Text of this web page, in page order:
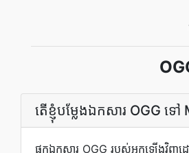
តើ​ខ្ញុំ​បម្លែង​ឯកសារ OGG
ផ្ទុក​ឯកសារ OGG របស់អ្នក​ឡើង​វិញ​